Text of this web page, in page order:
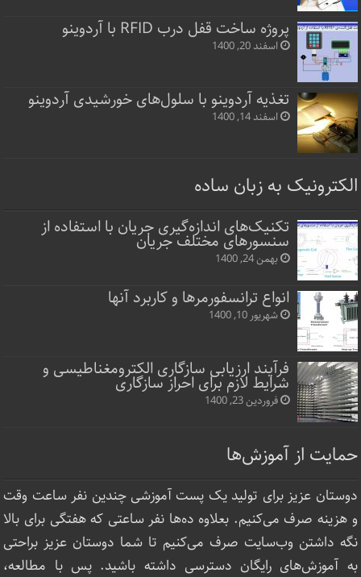
پروژه ساخت قفل‌ درب RFID با آردوینو
اسفند 20, 1400
تغذیه آردوینو با سلول‌های خورشیدی آردوینو
اسفند 14, 1400
الکترونیک به زبان ساده
تکنیک‌های اندازه‌گیری جریان با استفاده از
سنسورهای مختلف جریان
بهمن 24, 1400
انواع ترانسفورمرها و کاربرد آنها
شهریور 10, 1400
فرآیند ارزیابی سازگاری الکترومغناطیسی و
شرایط لازم برای احراز سازگاری
فروردین 23, 1400
حمایت از آموزش‌ها
دوستان عزیز برای تولید یک پست آموزشی چندین نفر ساعت‌ وقت
و هزینه صرف می‌کنیم. بعلاوه ده‌ها نفر ساعتی که هفتگی برای بالا
نگه داشتن وب‌سایت صرف ‌می‌کنیم تا شما دوستان عزیز براحتی
به آموزش‌های رایگان دسترسی داشته باشید. پس با مطالعه،